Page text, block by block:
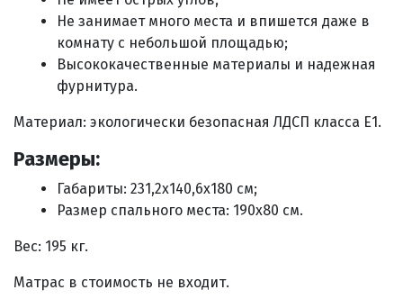
Не занимает много места и впишется даже в
комнату с небольшой площадью;
Высококачественные материалы и надежная
фурнитура.
Материал: экологически безопасная ЛДСП класса E1.
Размеры:
Габариты: 231,2х140,6х180 см;
Размер спального места: 190х80 см.
Вес: 195 кг.
Матрас в стоимость не входит.